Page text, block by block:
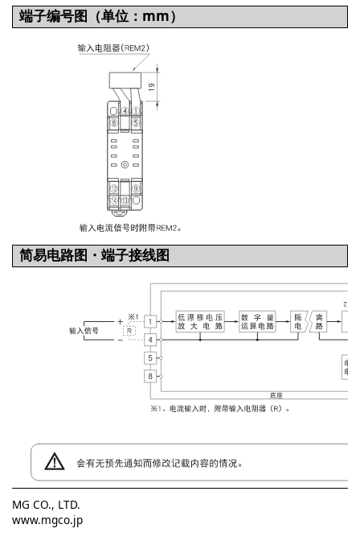
端子编号图（单位：mm）
简易电路图・端子接线图
MG CO., LTD.
www.mgco.jp